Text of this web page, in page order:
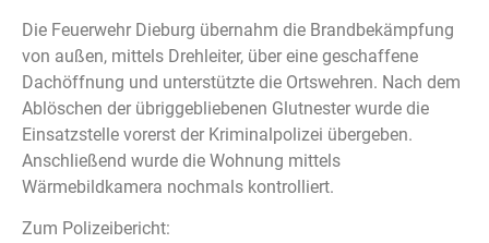
Die Feuerwehr Dieburg übernahm die Brandbekämpfung
von außen, mittels Drehleiter, über eine geschaffene
Dachöffnung und unterstützte die Ortswehren. Nach dem
Ablöschen der übriggebliebenen Glutnester wurde die
Einsatzstelle vorerst der Kriminalpolizei übergeben.
Anschließend wurde die Wohnung mittels
Wärmebildkamera nochmals kontrolliert.
Zum Polizeibericht: